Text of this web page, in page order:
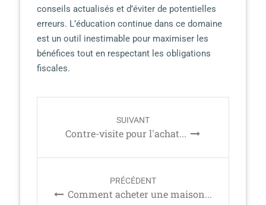
conseils actualisés et d’éviter de potentielles
erreurs. L’éducation continue dans ce domaine
est un outil inestimable pour maximiser les
bénéfices tout en respectant les obligations
fiscales.
t
SUIVANT
Contre-visite pour l'achat...
PRÉCÉDENT
Comment acheter une maison...